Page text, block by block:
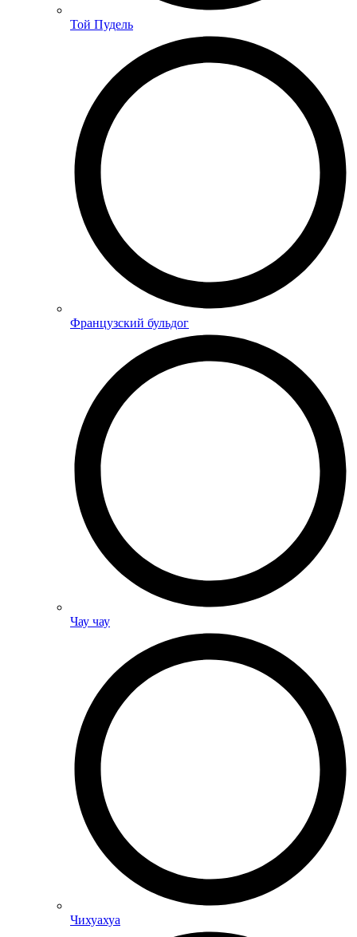
Той Пудель
Французский бульдог
Чау чау
Чихуахуа